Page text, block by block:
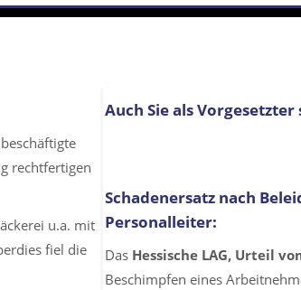
beschäftigte
rechtfertigen
u.a. mit
fiel die
Auch Sie als
Schadenersatz nach
Personalleiter:
Das Hessische LAG, Urteil
Beschimpfen eines